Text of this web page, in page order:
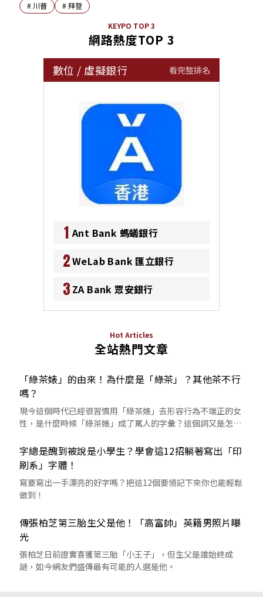
# 川普 #拜登
KEYPO TOP 3
網路熱度TOP 3
數位 / 虛擬銀行 看完整排名
1 Ant Bank 螞蟻銀行
2WeLab Bank 匯立銀行
3 ZA Bank 眾安銀行
Hot Articles
全站熱門文章
「綠茶婊」的由來！為什麼是「綠茶」？其他茶不行
嗎？
現今這個時代已經很習慣用「綠茶婊」去形容行為不端正的女
性，是什麼時候「綠茶婊」成了罵人的字彙？這個詞又是怎麼
字總是醜到被說是小學生？學會這12招躺著寫出「印
刷系」字體！
寫要寫出一手漂亮的好字嗎？把這12個要領記下來你也能輕鬆
做到！
傳張柏芝第三胎生父是他！「高富帥」英籍男照片曝
光
張柏芝日前證實喜獲第三胎「小王子」，但生父是誰始終成
謎，如今網友們盛傳最有可能的人選是他。